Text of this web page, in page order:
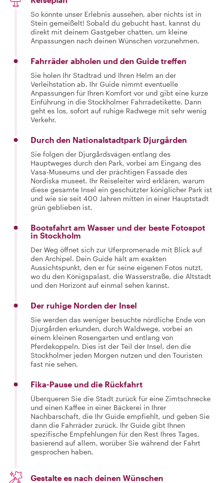
So könnte unser Erlebnis aussehen, aber nichts ist in
Stein gemeißelt! Sobald du gebucht hast, kannst du
direkt mit deinem Gastgeber chatten, um kleine
Anpassungen nach deinen Wünschen vorzunehmen.
Fahrräder abholen und den Guide treffen
Sie holen Ihr Stadtrad und Ihren Helm an der
Verleihstation ab. Ihr Guide nimmt eventuelle
Anpassungen für Ihren Komfort vor und gibt eine kurze
Einführung in die Stockholmer Fahrradetikette. Dann
geht es los, sofort auf ruhige Radwege mit sehr wenig
Verkehr.
Durch den Nationalstadtpark Djurgården
Sie folgen der Djurgårdsvägen entlang des
Hauptweges durch den Park, vorbei am Eingang des
Vasa-Museums und der prächtigen Fassade des
Nordiska museet. Ihr Reiseleiter wird erklären, warum
diese gesamte Insel ein geschützter königlicher Park ist
und wie sie seit 400 Jahren mitten in einer Hauptstadt
grün geblieben ist.
Bootsfahrt am Wasser und der beste Fotospot
in Stockholm
Der Weg öffnet sich zur Uferpromenade mit Blick auf
den Archipel. Dein Guide hält am exakten
Aussichtspunkt, den er für seine eigenen Fotos nutzt,
wo du den Königspalast, die Wasserstraße, die Altstadt
und den Horizont auf einmal sehen kannst.
Der ruhige Norden der Insel
Sie werden das weniger besuchte nördliche Ende von
Djurgården erkunden, durch Waldwege, vorbei an
einem kleinen Rosengarten und entlang von
Pferdekoppeln. Dies ist der Teil der Insel, den die
Stockholmer jeden Morgen nutzen und den Touristen
fast nie sehen.
Fika-Pause und die Rückfahrt
Überqueren Sie die Stadt zurück für eine Zimtschnecke
und einen Kaffee in einer Bäckerei in Ihrer
Nachbarschaft, die Ihr Guide empfiehlt, und geben Sie
dann die Fahrräder zurück. Ihr Guide gibt Ihnen
spezifische Empfehlungen für den Rest Ihres Tages,
basierend auf allem, worüber Sie während der Fahrt
gesprochen haben.
Gestalte es nach deinen Wünschen